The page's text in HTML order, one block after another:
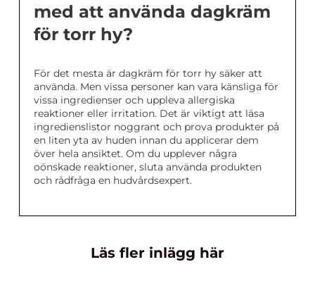
med att använda dagkräm
för torr hy?
För det mesta är dagkräm för torr hy säker att
använda. Men vissa personer kan vara känsliga för
vissa ingredienser och uppleva allergiska
reaktioner eller irritation. Det är viktigt att läsa
ingredienslistor noggrant och prova produkter på
en liten yta av huden innan du applicerar dem
över hela ansiktet. Om du upplever några
oönskade reaktioner, sluta använda produkten
och rådfråga en hudvårdsexpert.
Läs fler inlägg här